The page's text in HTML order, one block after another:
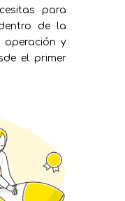
para
de la
y
el primer